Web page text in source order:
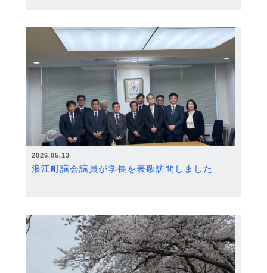
2026.05.13
浪江町議会議員が学長を表敬訪問しました